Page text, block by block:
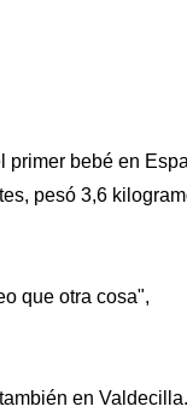
primer bebé en
pesó 3,6
que otra cosa",
en Valdecilla.